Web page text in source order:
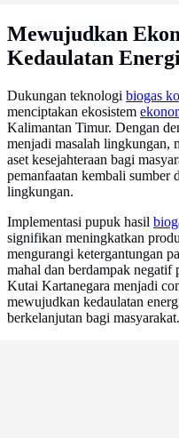
Mewujudkan
Kedaulatan Energi
Dukungan teknologi biogas
menciptakan ekosistem
Kalimantan Timur. Dengan
menjadi masalah lingkungan,
aset kesejahteraan bagi
pemanfaatan kembali sumber
lingkungan.
Implementasi pupuk hasil
signifikan meningkatkan
mengurangi ketergantungan
mahal dan berdampak
Kutai Kartanegara menjadi
mewujudkan kedaulatan
berkelanjutan bagi masyarakat.